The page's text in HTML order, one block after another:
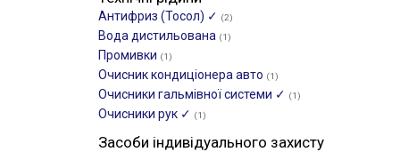
Антифриз (Тосол) ✓ (2)
Вода дистильована (1)
Промивки (1)
Очисник кондиціонера авто (1)
Очисники гальмівної системи ✓ (1)
Очисники рук ✓ (1)
Засоби індивідуального захисту